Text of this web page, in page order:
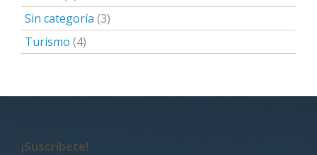
Sin categoría (3)
Turismo (4)
¡Suscríbete!